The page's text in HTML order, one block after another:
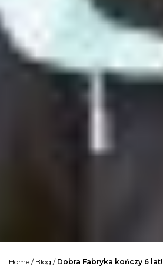
Home / Blog / Dobra Fabryka kończy 6 lat!